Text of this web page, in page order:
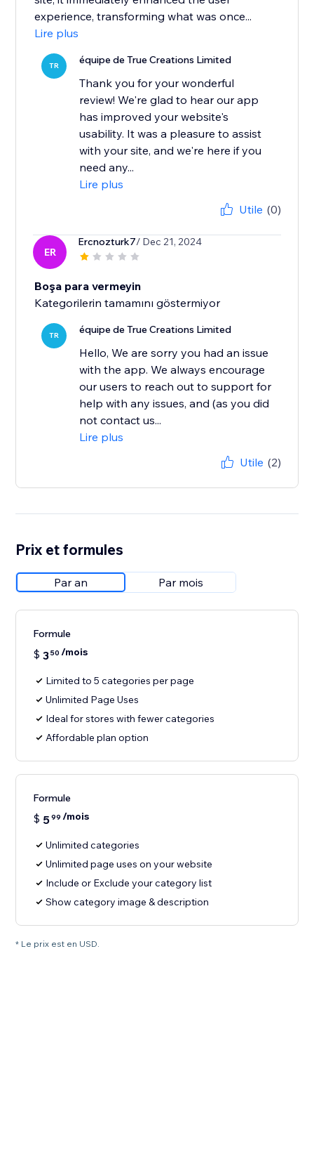
experience, transforming what was once...
Lire plus
TR équipe de True Creations Limited
Thank you for your wonderful
review! We're glad to hear our app
has improved your website's
usability. It was a pleasure to assist
with your site, and we're here if you
need any...
Lire plus
Utile (0)
ER
Ercnozturk7/ Dec 21, 2024
Boşa para vermeyin
Kategorilerin tamamını göstermiyor
TR équipe de True Creations Limited
Hello, We are sorry you had an issue
with the app. We always encourage
our users to reach out to support for
help with any issues, and (as you did
not contact us...
Lire plus
Utile (2)
Prix et formules
Par an Par mois
Formule
$ 350 /mois
Limited to 5 categories per page
Unlimited Page Uses
Ideal for stores with fewer categories
Affordable plan option
Formule
$ 599 /mois
Unlimited categories
Unlimited page uses on your website
Include or Exclude your category list
Show category image & description
* Le prix est en USD.